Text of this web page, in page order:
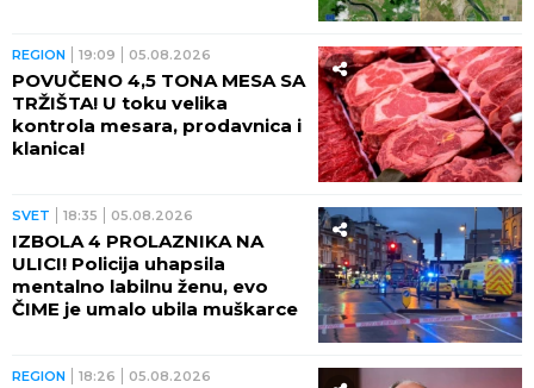
REGION 19:09 05.08.2026
POVUČENO 4,5 TONA MESA SA
TRŽIŠTA! U toku velika
kontrola mesara, prodavnica i
klanica!
SVET 18:35 05.08.2026
IZBOLA 4 PROLAZNIKA NA
ULICI! Policija uhapsila
mentalno labilnu ženu, evo
ČIME je umalo ubila muškarce
REGION 18:26 05.08.2026